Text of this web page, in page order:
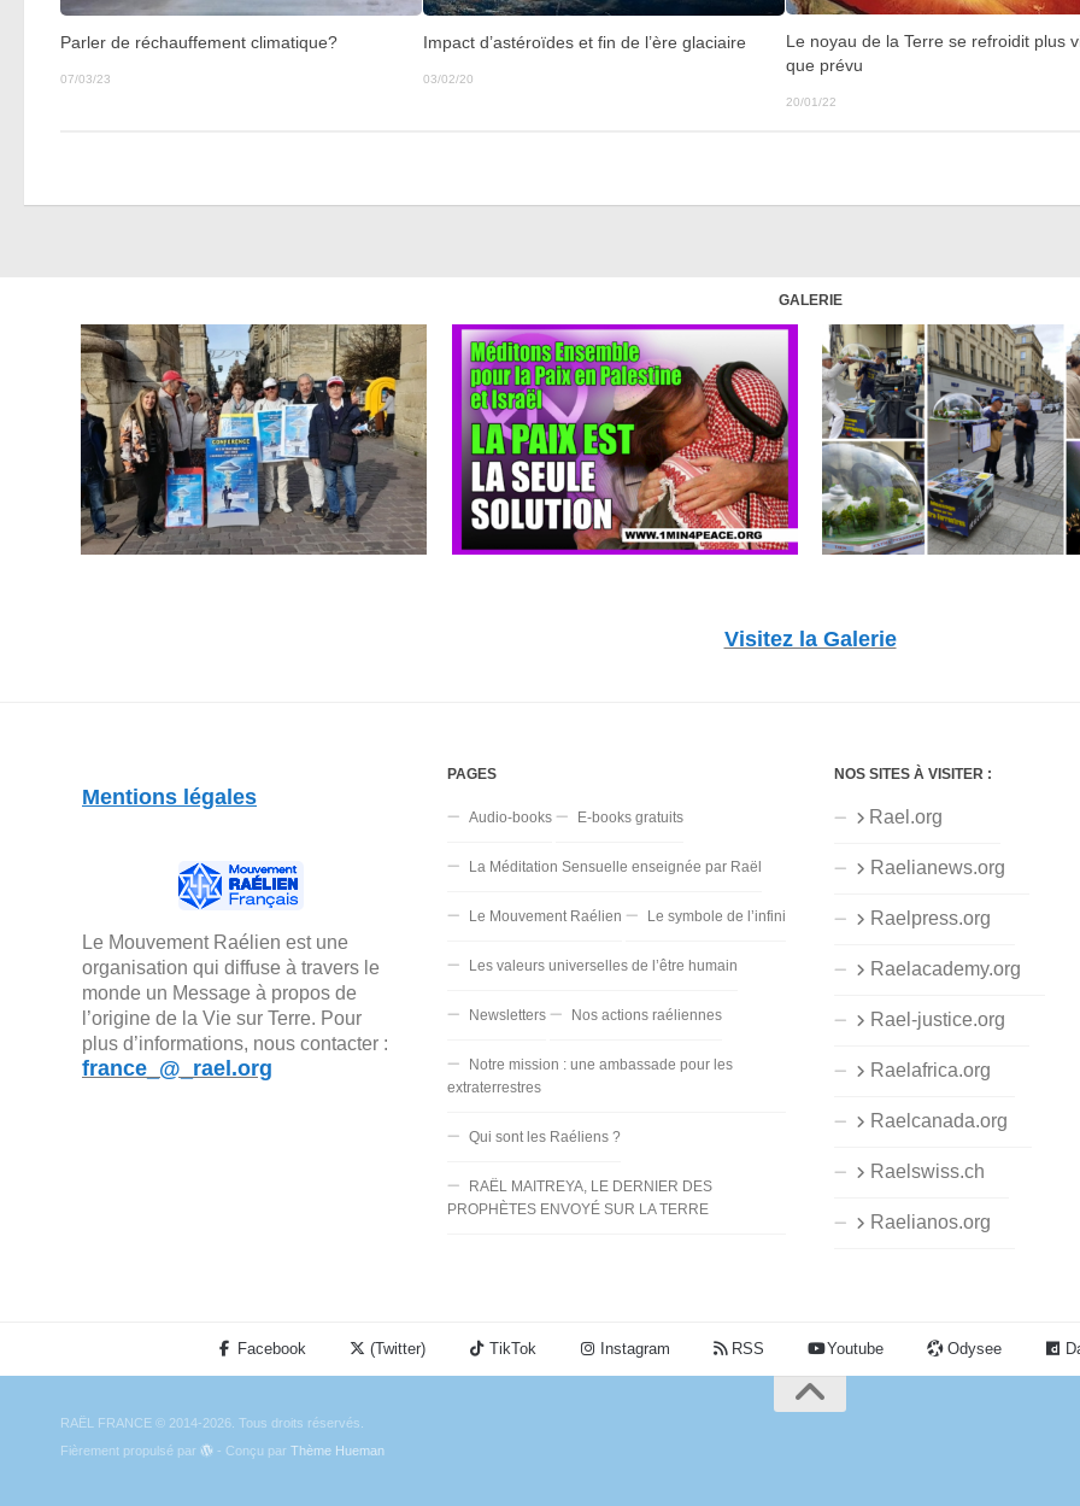
Parler de réchauffement climatique?
07/03/23
Impact d’astéroïdes et fin de l’ère glaciaire
03/02/20
Le noyau de la Terre se refroidit plus
que prévu
20/01/22
GALERIE
Visitez la Galerie
Mentions légales
Le Mouvement Raélien est une
organisation qui diffuse à travers le
monde un Message à propos de
l’origine de la Vie sur Terre. Pour
plus d’informations, nous contacter :
france_@_rael.org
PAGES
Audio-books E-books gratuits
La Méditation Sensuelle enseignée par Raël
Le Mouvement Raélien Le symbole de l’infini
Les valeurs universelles de l’être humain
Newsletters Nos actions raéliennes
Notre mission : une ambassade pour les
extraterrestres
Qui sont les Raéliens ?
RAËL MAITREYA, LE DERNIER DES
PROPHÈTES ENVOYÉ SUR LA TERRE
NOS SITES À VISITER :
Rael.org
Raelianews.org
Raelpress.org
Raelacademy.org
Rael-justice.org
Raelafrica.org
Raelcanada.org
Raelswiss.ch
Raelianos.org
Facebook (Twitter) TikTok Instagram RSS Youtube Odysee
RAËL FRANCE © 2014-2026. Tous droits réservés.
Fièrement propulsé par
- Conçu par Thème Hueman